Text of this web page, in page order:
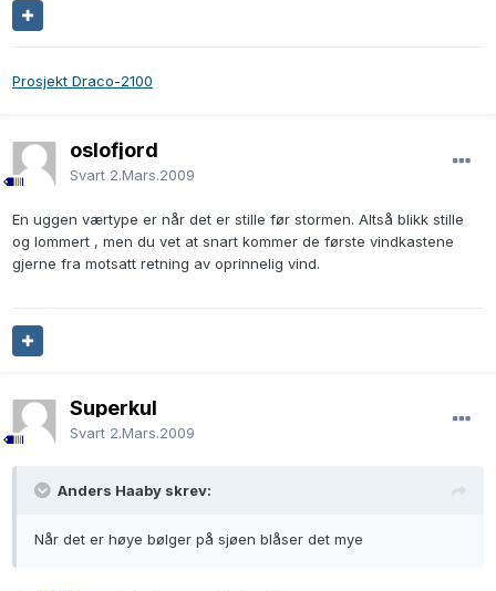
Prosjekt Draco-2100
oslofjord
Svart 2.Mars.2009
En uggen værtype er når det er stille før stormen. Altså blikk stille
og lommert , men du vet at snart kommer de første vindkastene
gjerne fra motsatt retning av oprinnelig vind.
Superkul
Svart 2.Mars.2009
Anders Haaby skrev:
Når det er høye bølger på sjøen blåser det mye